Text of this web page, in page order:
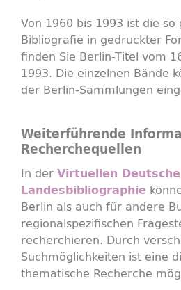
Von 1960 bis 1993 ist die
Bibliografie in gedruckter
finden Sie Berlin-Titel vom
1993. Die einzelnen Bände
der Berlin-Sammlungen
Weiterführende
Recherchequellen
In derVirtuellen Deutsche
Landesbibliographie
Berlin als auch für andere
regionalspezifischen
recherchieren. Durch
Suchmöglichkeiten ist eine
thematische Recherche